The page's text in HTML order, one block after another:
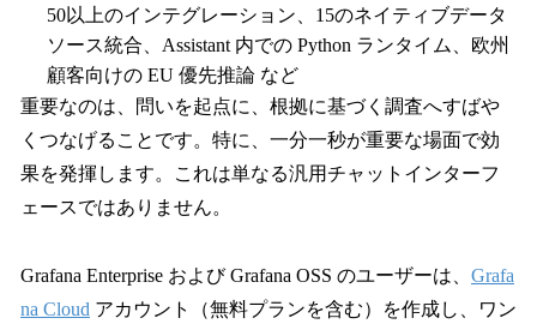
50以上のインテグレーション、15のネイティブデータ
ソース統合、Assistant 内での Python ランタイム、欧州
顧客向けの EU 優先推論 など
重要なのは、問いを起点に、根拠に基づく調査へすばや
くつなげることです。特に、一分一秒が重要な場面で効
果を発揮します。これは単なる汎用チャットインターフ
ェースではありません。
Grafana Enterprise および Grafana OSS のユーザーは、 Grafa
na Cloud アカウント（無料プランを含む）を作成し、ワン